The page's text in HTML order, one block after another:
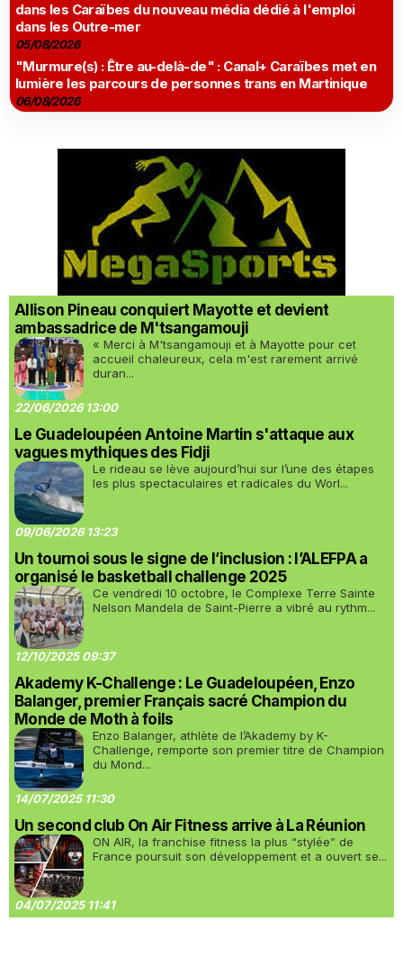
dans les Caraïbes du nouveau média dédié à l'emploi
dans les Outre-mer
05/08/2026
"Murmure(s) : Être au-delà-de" : Canal+ Caraïbes met en
lumière les parcours de personnes trans en Martinique
06/08/2026
Allison Pineau conquiert Mayotte et devient
ambassadrice de M'tsangamouji
« Merci à M'tsangamouji et à Mayotte pour cet
accueil chaleureux, cela m'est rarement arrivé
duran...
22/06/2026 13:00
Le Guadeloupéen Antoine Martin s'attaque aux
vagues mythiques des Fidji
Le rideau se lève aujourd’hui sur l’une des étapes
les plus spectaculaires et radicales du Worl...
09/06/2026 13:23
Un tournoi sous le signe de l’inclusion : l’ALEFPA a
organisé le basketball challenge 2025
Ce vendredi 10 octobre, le Complexe Terre Sainte
Nelson Mandela de Saint-Pierre a vibré au rythm...
12/10/2025 09:37
Akademy K-Challenge : Le Guadeloupéen, Enzo
Balanger, premier Français sacré Champion du
Monde de Moth à foils
Enzo Balanger, athlète de l’Akademy by K-
Challenge, remporte son premier titre de Champion
du Mond...
14/07/2025 11:30
Un second club On Air Fitness arrive à La Réunion
ON AIR, la franchise fitness la plus “stylée” de
France poursuit son développement et a ouvert se...
04/07/2025 11:41